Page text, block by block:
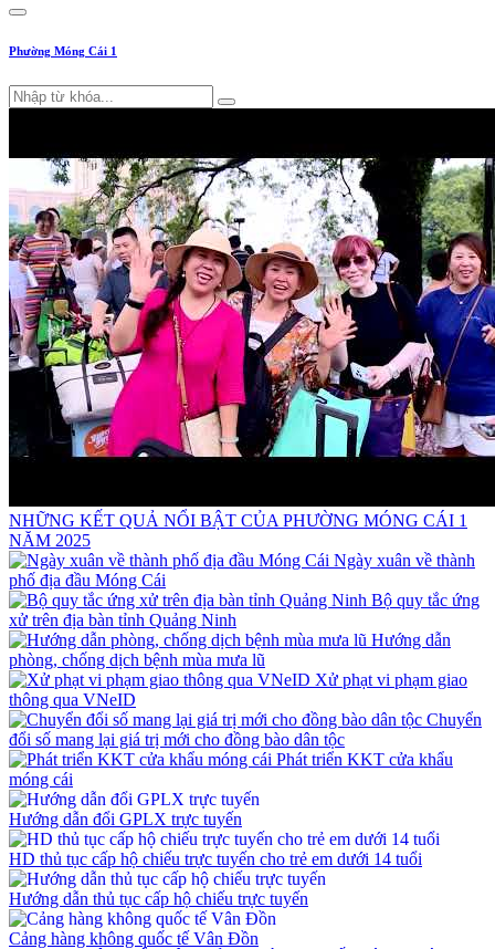
Phường Móng Cái 1
NHỮNG KẾT QUẢ NỔI BẬT CỦA PHƯỜNG MÓNG CÁI 1
NĂM 2025
Ngày xuân về thành
phố địa đầu Móng Cái
Bộ quy tắc ứng
xử trên địa bàn tỉnh Quảng Ninh
Hướng dẫn
phòng, chống dịch bệnh mùa mưa lũ
Xử phạt vi phạm giao
thông qua VNeID
Chuyển
đổi số mang lại giá trị mới cho đồng bào dân tộc
Phát triển KKT cửa khẩu
móng cái
Hướng dẫn đổi GPLX trực tuyến
HD thủ tục cấp hộ chiếu trực tuyến cho trẻ em dưới 14 tuổi
Hướng dẫn thủ tục cấp hộ chiếu trực tuyến
Cảng hàng không quốc tế Vân Đồn